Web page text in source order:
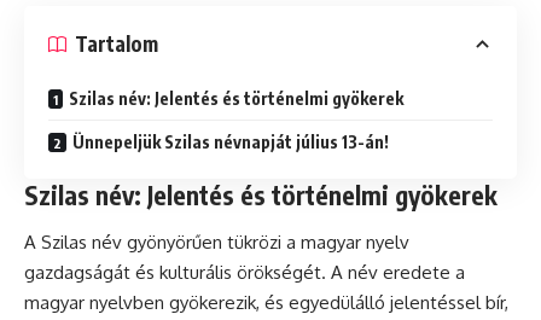
Tartalom
Szilas név: Jelentés és történelmi gyökerek
Ünnepeljük Szilas névnapját július 13-án!
Szilas név: Jelentés és történelmi gyökerek
A Szilas név gyönyörűen tükrözi a magyar nyelv
gazdagságát és kulturális örökségét. A név eredete a
magyar nyelvben gyökerezik, és egyedülálló jelentéssel bír,